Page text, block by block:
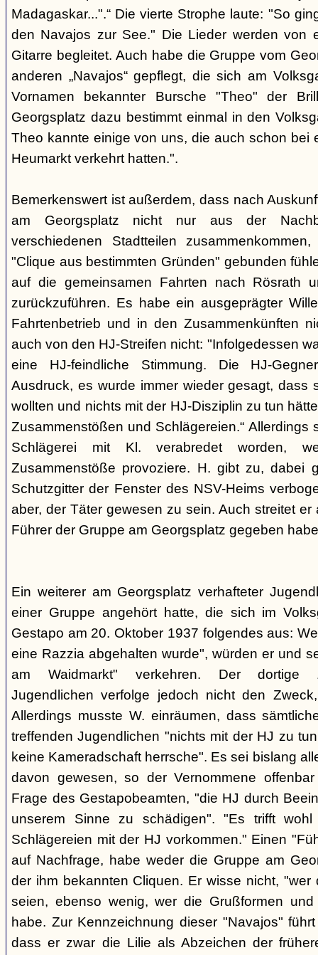
Madagaskar...".“ Die vierte Strophe laute: "So
den Navajos zur See." Die Lieder werden von
Gitarre begleitet. Auch habe die Gruppe vom
anderen „Navajos“ gepflegt, die sich am
Vornamen bekannter Bursche "Theo" der
Georgsplatz dazu bestimmt einmal in den
Theo kannte einige von uns, die auch schon bei
Heumarkt verkehrt hatten.".
Bemerkenswert ist außerdem, dass nach
am Georgsplatz nicht nur aus der
verschiedenen Stadtteilen
"Clique aus bestimmten Gründen" gebunden
auf die gemeinsamen Fahrten nach Rösrath
zurückzuführen. Es habe ein ausgeprägter
Fahrtenbetrieb und in den Zusammenkünften
auch von den HJ-Streifen nicht: "Infolgedessen
eine HJ-feindliche Stimmung. Die HJ-
Ausdruck, es wurde immer wieder gesagt, dass
wollten und nichts mit der HJ-Disziplin zu tun
Zusammenstößen und Schlägereien.“ Allerdings
Schlägerei mit Kl. verabredet worden,
Zusammenstöße provoziere. H. gibt zu, dabei
Schutzgitter der Fenster des NSV-Heims
aber, der Täter gewesen zu sein. Auch streitet
Führer der Gruppe am Georgsplatz gegeben
Ein weiterer am Georgsplatz verhafteter
einer Gruppe angehört hatte, die sich im
Gestapo am 20. Oktober 1937 folgendes aus:
eine Razzia abgehalten wurde", würden er und
am Waidmarkt" verkehren. Der dortige
Jugendlichen verfolge jedoch nicht den
Allerdings musste W. einräumen, dass
treffenden Jugendlichen "nichts mit der HJ zu
keine Kameradschaft herrsche". Es sei bislang
davon gewesen, so der Vernommene
Frage des Gestapobeamten, "die HJ durch
unserem Sinne zu schädigen". "Es trifft
Schlägereien mit der HJ vorkommen." Einen
auf Nachfrage, habe weder die Gruppe am
der ihm bekannten Cliquen. Er wisse nicht, "wer
seien, ebenso wenig, wer die Grußformen
habe. Zur Kennzeichnung dieser "Navajos"
dass er zwar die Lilie als Abzeichen der